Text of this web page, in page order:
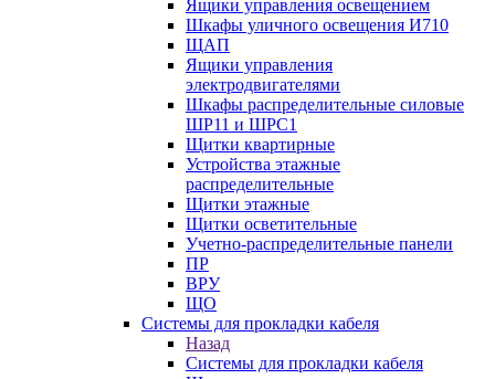
Ящики управления освещением
Шкафы уличного освещения И710
ЩАП
Ящики управления
электродвигателями
Шкафы распределительные силовые
ШР11 и ШРС1
Щитки квартирные
Устройства этажные
распределительные
Щитки этажные
Щитки осветительные
Учетно-распределительные панели
ПР
ВРУ
ЩО
Системы для прокладки кабеля
Назад
Системы для прокладки кабеля